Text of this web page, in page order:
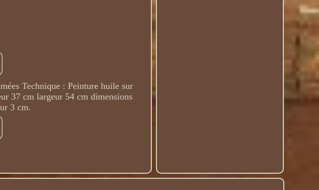
Technique : Peinture huile sur
37 cm largeur 54 cm dimensions
3 cm.